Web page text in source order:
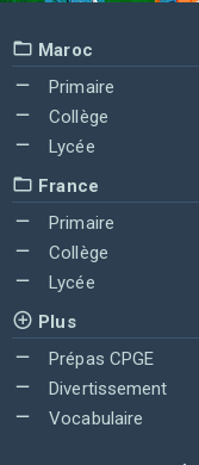
Maroc
Primaire
Collège
Lycée
France
Primaire
Collège
Lycée
Plus
Prépas CPGE
Divertissement
Vocabulaire